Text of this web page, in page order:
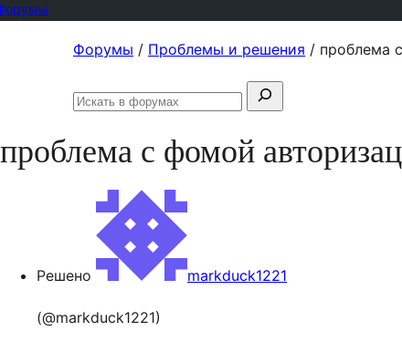
содержимому
Форумы / Проблемы и решения / проблема
Поиск:
Искать
проблема с фомой
Решено markduck1221
(@markduck1221)